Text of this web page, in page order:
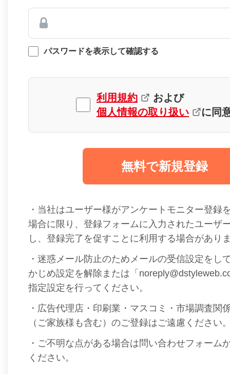
パスワードを表示して確認する
利用規約
および
個人情報の取り扱い
に同
無料で新規登録
・当社はユーザー様がアンケートモニター登録
場合に限り、登録フォームに入力されたユーザ
し、登録完了を促すことに利用する場合があり
・迷惑メール防止のためメールの受信設定をし
かじめ設定を解除または「
指定設定を行ってください。
・広告代理店・印刷業・マスコミ・市場調査関
（ご家族様も含む）のご登録はご遠慮ください
・ご不明な点がある場合は問い合わせフォーム
ください。